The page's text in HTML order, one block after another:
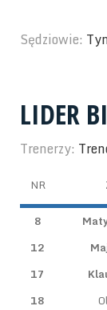
Sędziowie:
LIDER
Trenerzy:
NR
8
12
17
18